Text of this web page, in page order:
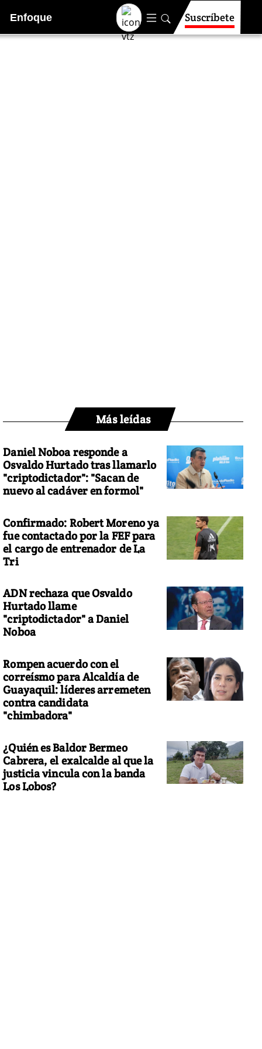
Enfoque Suscríbete
Más leídas
Daniel Noboa responde a
Osvaldo Hurtado tras llamarlo
"criptodictador": "Sacan de
nuevo al cadáver en formol"
Confirmado: Robert Moreno ya
fue contactado por la FEF para
el cargo de entrenador de La
Tri
ADN rechaza que Osvaldo
Hurtado llame
"criptodictador" a Daniel
Noboa
Rompen acuerdo con el
correísmo para Alcaldía de
Guayaquil: líderes arremeten
contra candidata
"chimbadora"
¿Quién es Baldor Bermeo
Cabrera, el exalcalde al que la
justicia vincula con la banda
Los Lobos?